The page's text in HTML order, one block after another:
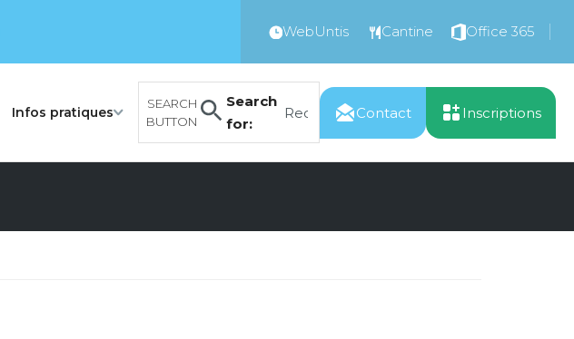
WebUntis Cantine Office 365
Infos pratiques
Search
for:
SEARCH
BUTTON
Contact Inscriptions